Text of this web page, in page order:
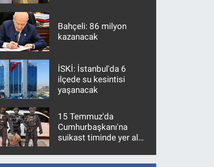
Bahçeli: 86 milyon
kazanacak
İSKİ: İstanbul'da 6
ilçede su kesintisi
yaşanacak
15 Temmuz'da
Cumhurbaşkanı'na
suikast timinde yer alan
10 yıl sonra yakalandı